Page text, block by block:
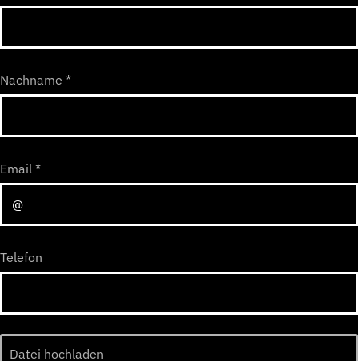
Nachname *
Email *
Telefon
Datei hochladen